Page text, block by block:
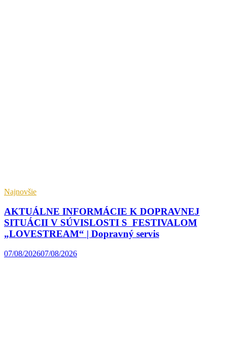
Najnovšie
AKTUÁLNE INFORMÁCIE K DOPRAVNEJ
SITUÁCII V SÚVISLOSTI S FESTIVALOM
„LOVESTREAM“ | Dopravný servis
07/08/202607/08/2026